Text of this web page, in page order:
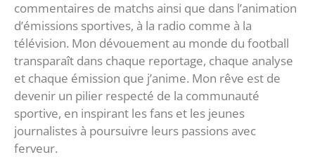
commentaires de matchs ainsi que dans l’animation
d’émissions sportives, à la radio comme à la
télévision. Mon dévouement au monde du football
transparaît dans chaque reportage, chaque analyse
et chaque émission que j’anime. Mon rêve est de
devenir un pilier respecté de la communauté
sportive, en inspirant les fans et les jeunes
journalistes à poursuivre leurs passions avec
ferveur.